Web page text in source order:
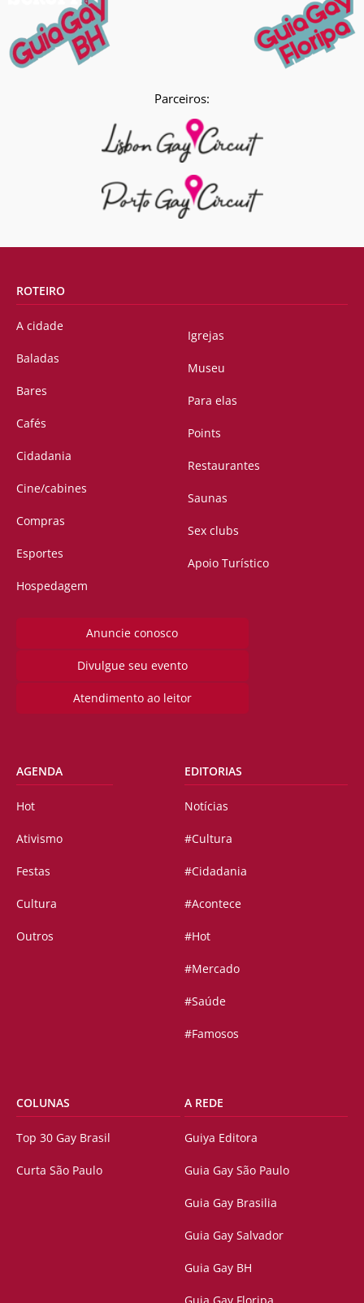
Parceiros:
ROTEIRO
A cidade
Baladas
Bares
Cafés
Cidadania
Cine/cabines
Compras
Esportes
Hospedagem
Igrejas
Museu
Para elas
Points
Restaurantes
Saunas
Sex clubs
Apoio Turístico
Anuncie conosco
Divulgue seu evento
Atendimento ao leitor
AGENDA
Hot
Ativismo
Festas
Cultura
Outros
EDITORIAS
Notícias
#Cultura
#Cidadania
#Acontece
#Hot
#Mercado
#Saúde
#Famosos
COLUNAS
Top 30 Gay Brasil
Curta São Paulo
A REDE
Guiya Editora
Guia Gay São Paulo
Guia Gay Brasilia
Guia Gay Salvador
Guia Gay BH